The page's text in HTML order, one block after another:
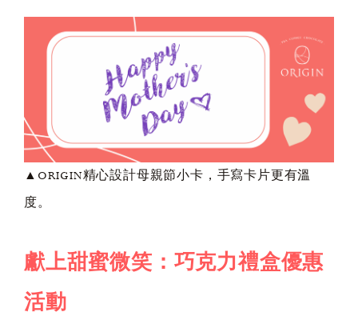
▲ORIGIN精心設計母親節小卡，手寫卡片更有溫
度。
獻上甜蜜微笑：巧克力禮盒優惠
活動